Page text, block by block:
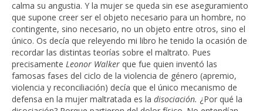
calma su angustia. Y la mujer se queda sin ese aseguramiento
que supone creer ser el objeto necesario para un hombre, no
contingente, sino necesario, no un objeto entre otros, sino el
único. Os decía que releyendo mi libro he tenido la ocasión de
recordar las distintas teorías sobre el maltrato. Pues
precisamente Leonor Walker que fue quien inventó las
famosas fases del ciclo de la violencia de género (apremio,
violencia y reconciliación) decía que el único mecanismo de
defensa en la mujer maltratada es la disociación. ¿Por qué la